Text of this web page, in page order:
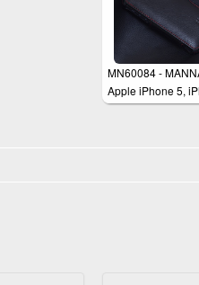
MN60084 -
Apple iPhone 5,
5s Schutzhülle